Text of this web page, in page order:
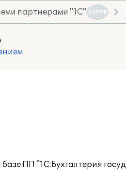
партнерами "1С" 33998
ПП "1С:Бухгалтерия